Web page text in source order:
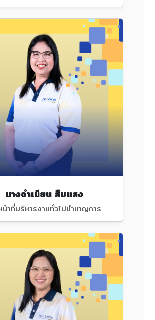
นางจำเนียน สืบแสง
น้าที่บริหารงานทั่วไปชำนาญการ